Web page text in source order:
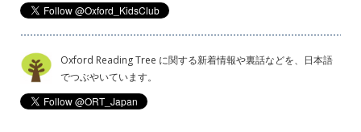
Oxford Reading Tree に関する新着情報や裏話などを、日本語
でつぶやいています。